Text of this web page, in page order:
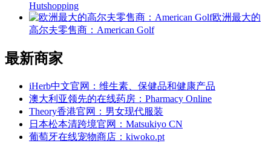
Hutshopping
欧洲最大的
高尔夫零售商：American Golf
最新商家
iHerb中文官网：维生素、保健品和健康产品
澳大利亚领先的在线药房：Pharmacy Online
Theory香港官网：男女现代服装
日本松本清跨境官网：Matsukiyo CN
葡萄牙在线宠物商店：kiwoko.pt